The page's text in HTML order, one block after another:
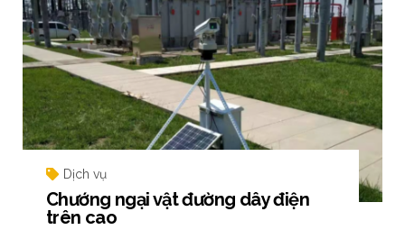
Dịch vụ
Chướng ngại vật đường dây điện
trên cao